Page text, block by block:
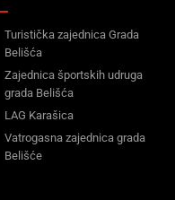
Turistička zajednica Grada
Belišća
Zajednica športskih udruga
grada Belišća
LAG Karašica
Vatrogasna zajednica grada
Belišće